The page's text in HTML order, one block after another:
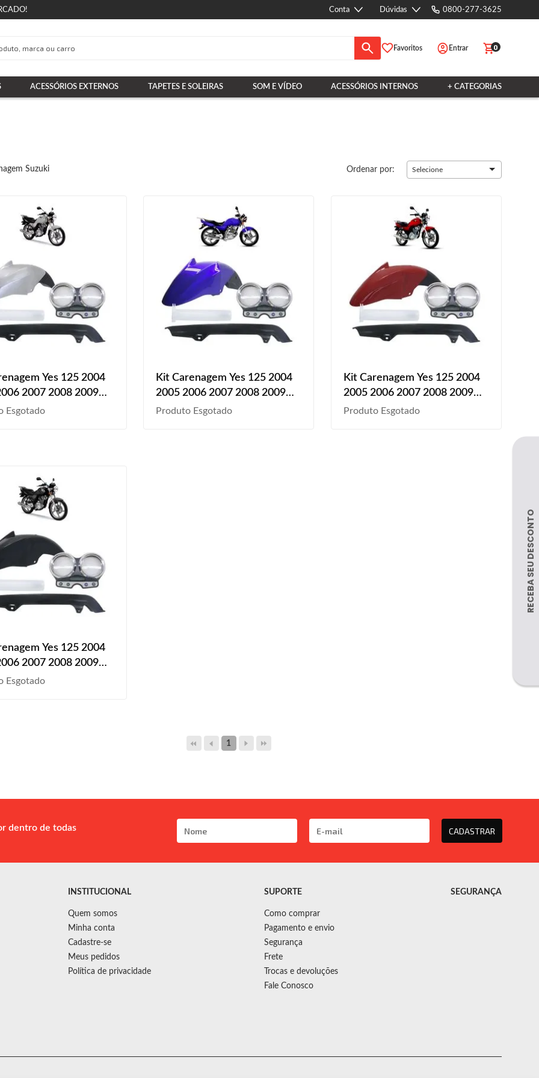
Conta Dúvidas 0800-277-3625
Favoritos Entrar 0
ACESSÓRIOS EXTERNOS TAPETES E SOLEIRAS SOM E VÍDEO ACESSÓRIOS INTERNOS + CATEGORIAS
Suzuki Ordenar por: Selecione
Yes 125 2004
2007 2008 2009
2012 2013 2014
Esgotado
Kit Carenagem Yes 125 2004
2005 2006 2007 2008 2009
2010 2011 2012 2013 2014
Produto Esgotado
Kit Carenagem Yes 125 2004
2005 2006 2007 2008 2009
2010 2011 2012 2013 2014
Produto Esgotado
Yes 125 2004
2007 2008 2009
2012 2013 2014
Esgotado
1
dentro de todas
CADASTRAR
INSTITUCIONAL
Quem somos
Minha conta
Cadastre-se
Meus pedidos
Política de privacidade
SUPORTE
Como comprar
Pagamento e envio
Segurança
Frete
Trocas e devoluções
Fale Conosco
SEGURANÇA